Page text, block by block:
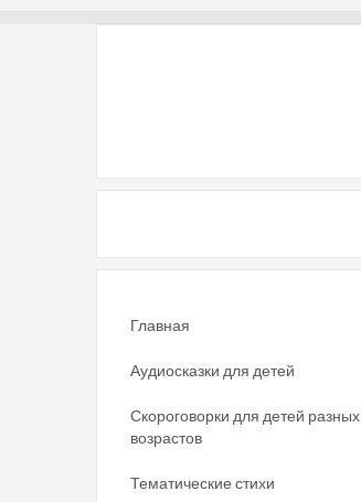
Главная
Аудиосказки для детей
Скороговорки для детей разных
возрастов
Тематические стихи